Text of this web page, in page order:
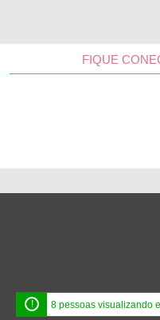
FIQUE
! 8 pessoas visualizando